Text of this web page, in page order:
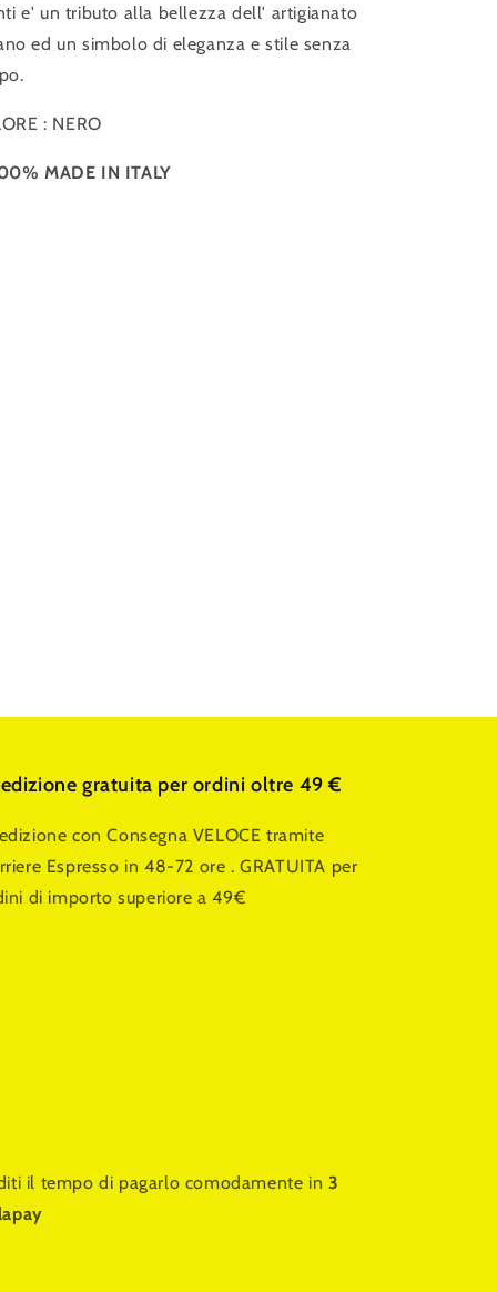
e' un tributo alla bellezza dell' artigianato
ed un simbolo di eleganza e stile senza
: NERO
MADE IN ITALY
gratuita per ordini oltre 49 €
con Consegna VELOCE tramite
Espresso in 48-72 ore . GRATUITA per
di importo superiore a 49€
il tempo di pagarlo comodamente in 3